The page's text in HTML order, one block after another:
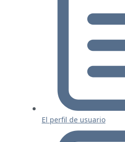
El perfil de usuario